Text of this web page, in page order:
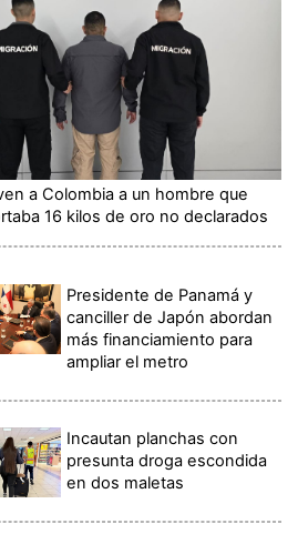
a Colombia a un hombre que
16 kilos de oro no declarados
Presidente de Panamá y
canciller de Japón abordan
más financiamiento para
ampliar el metro
Incautan planchas con
presunta droga escondida
en dos maletas